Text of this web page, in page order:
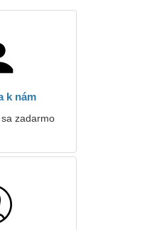
k nám
zadarmo